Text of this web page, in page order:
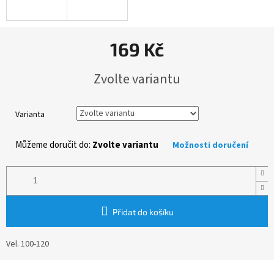
169 Kč
cena:
Zvolte variantu
Varianta
Můžeme doručit do: Zvolte variantu Možnosti doručení
Přidat do košíku
Vel. 100-120